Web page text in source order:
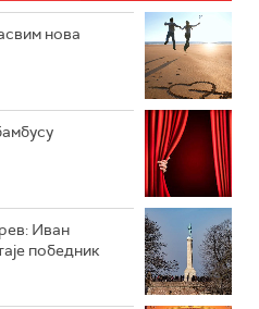
РАДИО ЏЕЗЕР
нова
Иван
победник